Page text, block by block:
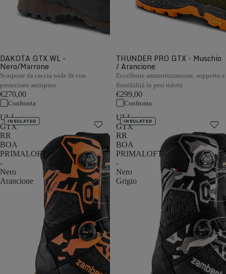
DAKOTA GTX WL -
Nero/Marrone
Scarpone da caccia wide fit con
protezione antispino
€270,00
Confronta
THUNDER PRO GTX - Muschio
/ Arancione
Eccellente ammortizzazione, supporto e
flessibilità in pesi ridotti
€299,00
Confronta
ULL
GTX
RR
BOA
PRIMALOFT
-
Nero
Arancione
INSULATED
ULL
GTX
RR
BOA
PRIMALOFT
-
Nero
Grigio
INSULATED